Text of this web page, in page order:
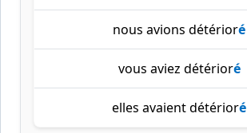
nous avions détérioré
vous aviez détérioré
elles avaient détérioré